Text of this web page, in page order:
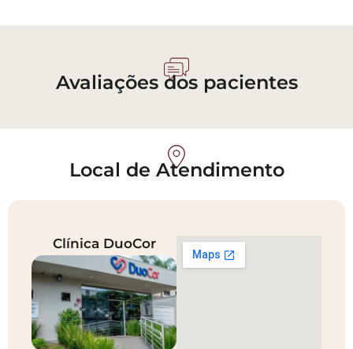
Avaliações dos pacientes
Local de Atendimento
Clínica DuoCor